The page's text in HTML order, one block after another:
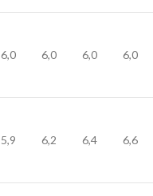
6,0 6,0 6,0 6,0
5,9 6,2 6,4 6,6